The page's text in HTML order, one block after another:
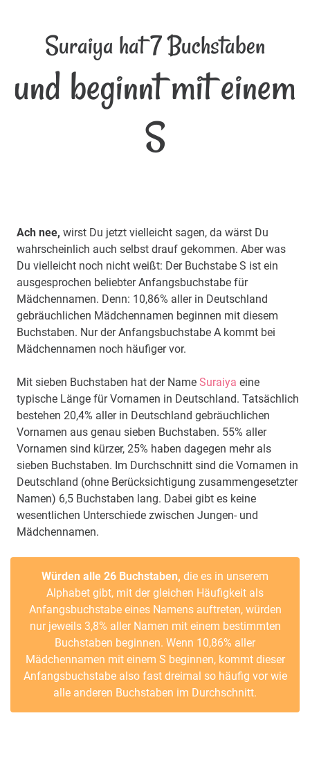
Suraiya hat 7 Buchstaben
und beginnt mit einem
S
Ach nee, wirst Du jetzt vielleicht sagen, da wärst Du
wahrscheinlich auch selbst drauf gekommen. Aber was
Du vielleicht noch nicht weißt: Der Buchstabe S ist ein
ausgesprochen beliebter Anfangsbuchstabe für
Mädchennamen. Denn: 10,86% aller in Deutschland
gebräuchlichen Mädchennamen beginnen mit diesem
Buchstaben. Nur der Anfangsbuchstabe A kommt bei
Mädchennamen noch häufiger vor.
Mit sieben Buchstaben hat der Name Suraiya eine
typische Länge für Vornamen in Deutschland. Tatsächlich
bestehen 20,4% aller in Deutschland gebräuchlichen
Vornamen aus genau sieben Buchstaben. 55% aller
Vornamen sind kürzer, 25% haben dagegen mehr als
sieben Buchstaben. Im Durchschnitt sind die Vornamen in
Deutschland (ohne Berücksichtigung zusammengesetzter
Namen) 6,5 Buchstaben lang. Dabei gibt es keine
wesentlichen Unterschiede zwischen Jungen- und
Mädchennamen.
Würden alle 26 Buchstaben, die es in unserem
Alphabet gibt, mit der gleichen Häufigkeit als
Anfangsbuchstabe eines Namens auftreten, würden
nur jeweils 3,8% aller Namen mit einem bestimmten
Buchstaben beginnen. Wenn 10,86% aller
Mädchennamen mit einem S beginnen, kommt dieser
Anfangsbuchstabe also fast dreimal so häufig vor wie
alle anderen Buchstaben im Durchschnitt.